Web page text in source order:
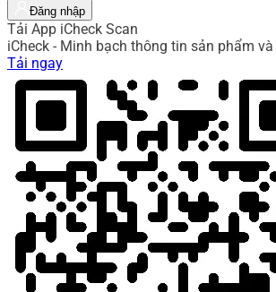
Đăng nhập
Tải App iCheck Scan
iCheck - Minh bạch thông tin sản phẩm
Tải ngay